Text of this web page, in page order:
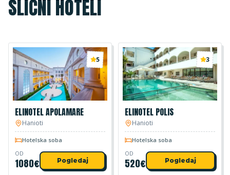
SLIČNI HOTELI
5
ELINOTEL APOLAMARE
Hanioti
Hotelska soba
OD
1080€ Pogledaj
3
ELINOTEL POLIS
Hanioti
Hotelska soba
OD
520€ Pogledaj